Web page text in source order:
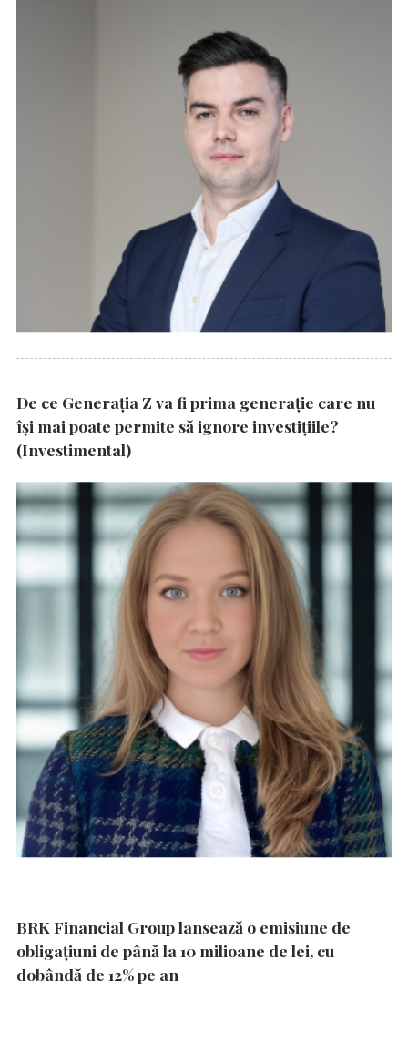
De ce Generația Z va fi prima generație care nu
își mai poate permite să ignore investițiile?
(Investimental)
BRK Financial Group lansează o emisiune de
obligațiuni de până la 10 milioane de lei, cu
dobândă de 12% pe an